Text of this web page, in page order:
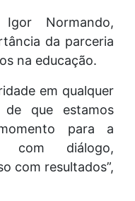
Normando,
da parceria
na educação.
em qualquer
de que estamos
para a
com diálogo,
com resultados”,